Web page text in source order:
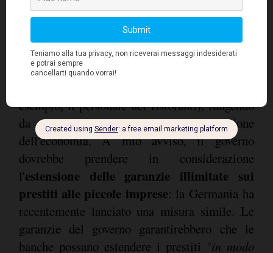
giustificherebbe una misura generale di
sostegno al reddito, rinunciando al targeting e
alla verifica dei mezzi per motivi di rapidità
d'azione. Ciò offrirebbe
esempio, il personale dei ristoranti), fungendo
da ponte verso la normalizzazione
dell'economia. A mio avviso, il governo
dovrebbe prendere in considerazione
l'estensione delle garanzie illimitate sui
prestiti alle piccole imprese: la Germania ha
recentemente lanciato una misura simile. Le
garanzie del governo garantirebbero che le
banche possano estendere i prestiti "in modo